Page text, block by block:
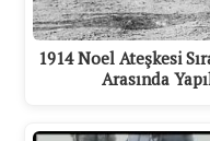
1914 Noel Ateşkesi
Arasında